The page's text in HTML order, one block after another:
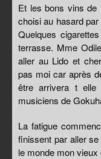
Et les bons vins de
choisi au hasard
Quelques
terrasse. Mme
aller au Lido et
pas moi car après
être arrivera t elle
musiciens de
La fatigue
finissent par aller
le monde mon